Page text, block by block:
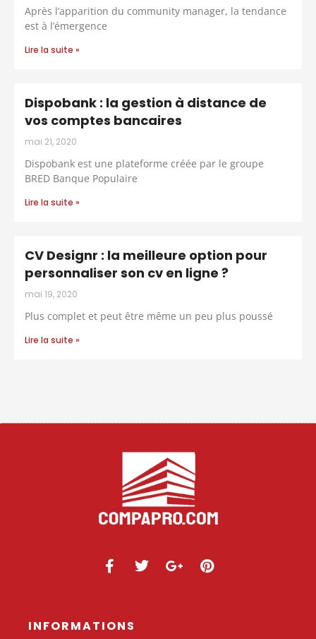
Après l’apparition du community manager, la tendance
est à l’émergence
Lire la suite »
Dispobank : la gestion à distance de
vos comptes bancaires
mai 21, 2020
Dispobank est une plateforme créée par le groupe
BRED Banque Populaire
Lire la suite »
CV Designr : la meilleure option pour
personnaliser son cv en ligne ?
mai 19, 2020
Plus complet et peut être même un peu plus poussé
Lire la suite »
INFORMATIONS